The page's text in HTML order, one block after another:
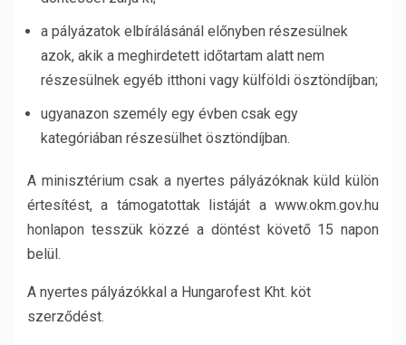
a pályázatok elbírálásánál előnyben részesülnek
azok, akik a meghirdetett időtartam alatt nem
részesülnek egyéb itthoni vagy külföldi ösztöndíjban;
ugyanazon személy egy évben csak egy
kategóriában részesülhet ösztöndíjban.
A minisztérium csak a nyertes pályázóknak küld külön
értesítést, a támogatottak listáját a www.okm.gov.hu
honlapon tesszük közzé a döntést követő 15 napon
belül.
A nyertes pályázókkal a Hungarofest Kht. köt
szerződést.